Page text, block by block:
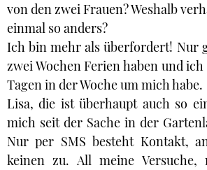
von den zwei Frauen? Weshalb
einmal so anders?
Ich bin mehr als überfordert! Nur
zwei Wochen Ferien haben und
Tagen in der Woche um mich habe.
Lisa, die ist überhaupt auch so
mich seit der Sache in der
Nur per SMS besteht Kontakt,
keinen zu. All meine